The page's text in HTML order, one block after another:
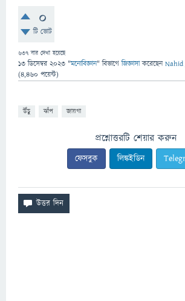
0
টি ভোট
637 বার দেখা হয়েছে
13 ডিসেম্বর 2023 "মনোবিজ্ঞান" বিভাগে জিজ্ঞাসাকরেছেন
(4,460 পয়েন্ট)
উঁচু ঝাঁপ জায়গা
প্রশ্নোত্তরটি শেয়ার করুন
ফেসবুক লিঙ্কইডিন